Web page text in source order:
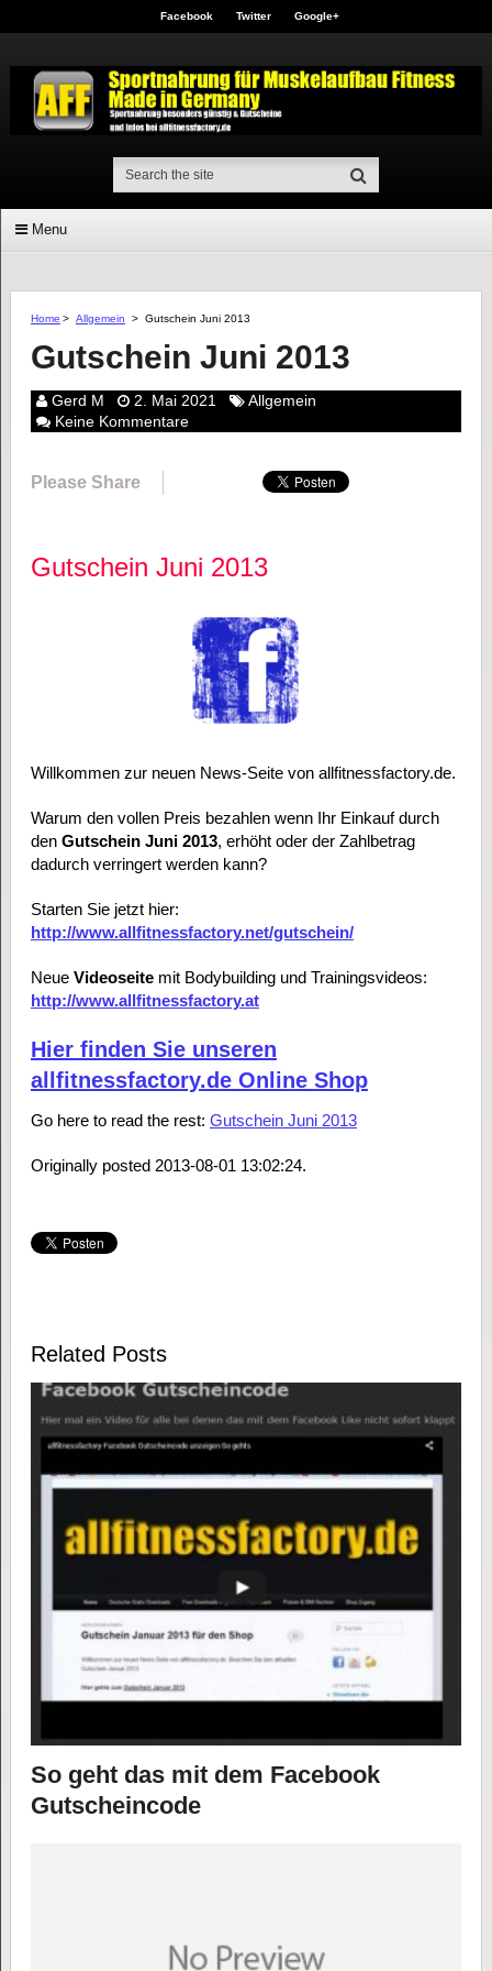
Facebook Twitter Google+
Menu
Home > Allgemein > Gutschein Juni 2013
Gutschein Juni 2013
Gerd M 2. Mai 2021
Allgemein
Keine Kommentare
Please Share
Gutschein Juni 2013
Willkommen zur neuen News-Seite von allfitnessfactory.de.
Warum den vollen Preis bezahlen wenn Ihr Einkauf durch
den Gutschein Juni 2013, erhöht oder der Zahlbetrag
dadurch verringert werden kann?
Starten Sie jetzt hier:
http://www.allfitnessfactory.net/gutschein/
Neue Videoseitemit Bodybuilding und Trainingsvideos:
http://www.allfitnessfactory.at
Hier finden Sie unseren
allfitnessfactory.de Online Shop
Go here to read the rest: Gutschein Juni 2013
Originally posted 2013-08-01 13:02:24.
Related Posts
So geht das mit dem Facebook
Gutscheincode